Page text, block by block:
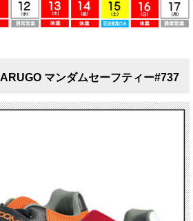
マンダムセーフティー#737